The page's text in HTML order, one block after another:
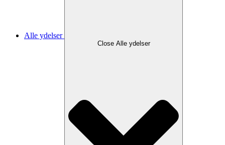
Alle ydelser
Close Alle ydelser